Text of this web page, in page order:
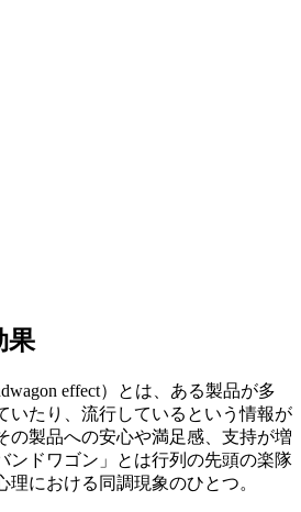
果
effect）とは、ある製品が多
いたり、流行しているという情報が
の製品への安心や満足感、支持が増
ンドワゴン」とは行列の先頭の楽隊
における同調現象のひとつ。